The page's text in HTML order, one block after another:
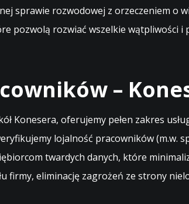
sprawie rozwodowej z orzeczeniem o
pozwolą rozwiać wszelkie wątpliwości i
–
Konesera, oferujemy pełen zakres
lojalność pracowników (m.w.
twardych danych, które
firmy, eliminację zagrożeń ze strony